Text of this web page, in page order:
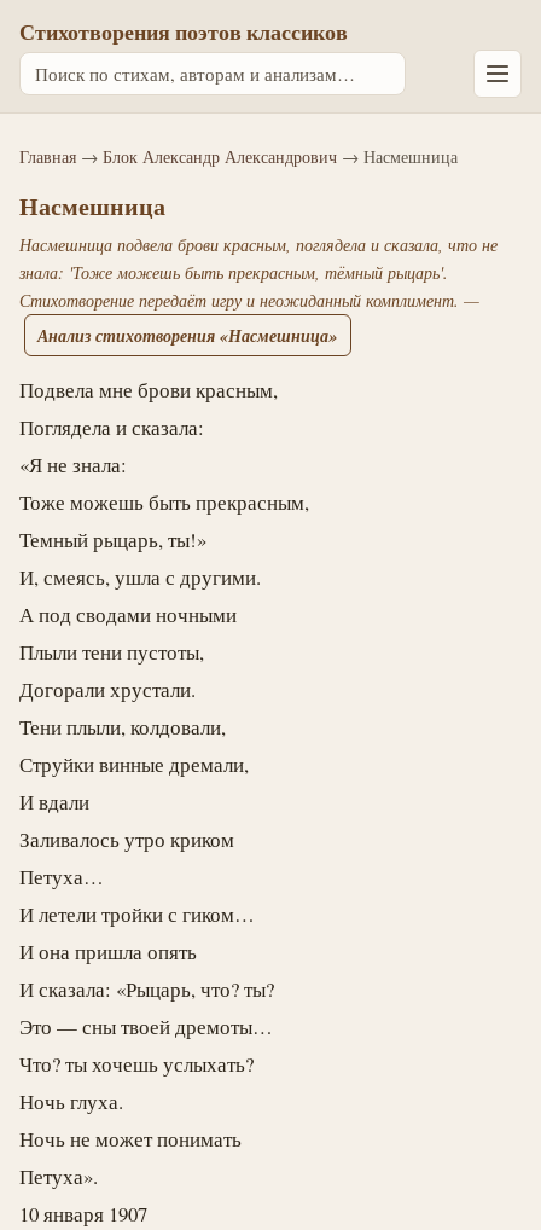
Стихотворения поэтов классиков
Главная → Блок Александр Александрович → Насмешница
Насмешница
Насмешница подвела брови красным, поглядела и сказала, что не
знала: 'Тоже можешь быть прекрасным, тёмный рыцарь'.
Стихотворение передаёт игру и неожиданный комплимент. —
Анализ стихотворения «Насмешница»
Подвела мне брови красным,
Поглядела и сказала:
«Я не знала:
Тоже можешь быть прекрасным,
Темный рыцарь, ты!»
И, смеясь, ушла с другими.
А под сводами ночными
Плыли тени пустоты,
Догорали хрустали.
Тени плыли, колдовали,
Струйки винные дремали,
И вдали
Заливалось утро криком
Петуха…
И летели тройки с гиком…
И она пришла опять
И сказала: «Рыцарь, что? ты?
Это — сны твоей дремоты…
Что? ты хочешь услыхать?
Ночь глуха.
Ночь не может понимать
Петуха».
10 января 1907